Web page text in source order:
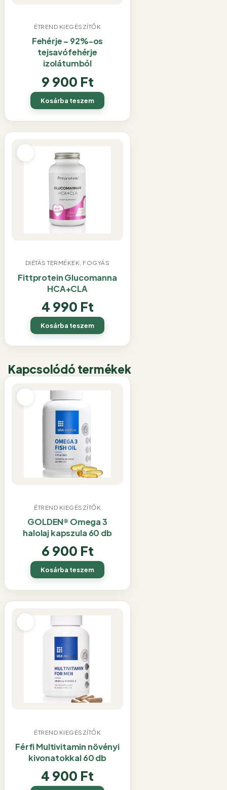
ÉTREND KIEGÉSZÍTŐK
Fehérje – 92%-os
tejsavófehérje
izolátumból
9 900 Ft
Kosárba teszem
DIÉTÁS TERMÉKEK, FOGYÁS
Fittprotein Glucomanna
HCA+CLA
4 990 Ft
Kosárba teszem
Kapcsolódó termékek
ÉTREND KIEGÉSZÍTŐK
GOLDEN® Omega 3
halolaj kapszula 60 db
6 900 Ft
Kosárba teszem
ÉTREND KIEGÉSZÍTŐK
Férfi Multivitamin növényi
kivonatokkal 60 db
4 900 Ft